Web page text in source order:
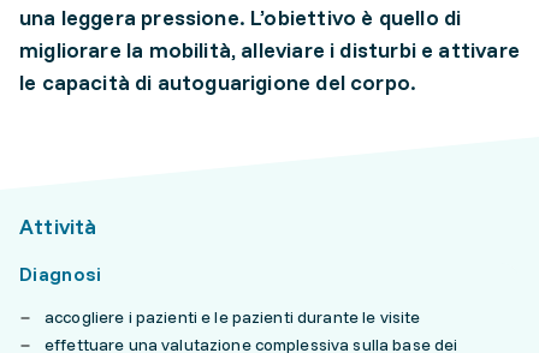
una leggera pressione. L’obiettivo è quello di
migliorare la mobilità, alleviare i disturbi e attivare
le capacità di autoguarigione del corpo.
Attività
Diagnosi
accogliere i pazienti e le pazienti durante le visite
effettuare una valutazione complessiva sulla base dei